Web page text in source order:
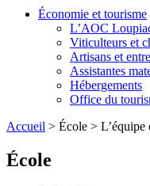
Économie et tourisme
L’AOC
Viticulteurs et
Artisans et
Assistantes
Hébergements
Office du
Accueil > École > L’équipe
École